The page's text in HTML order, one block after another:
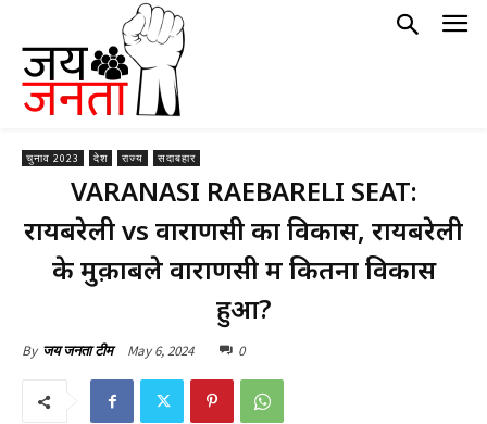
चुनाव 2023 देश राज्य सदाबहार
VARANASI RAEBARELI SEAT:
रायबरेली vs वाराणसी का विकास, रायबरेली
के मुक़ाबले वाराणसी में कितना विकास
हुआ?
By जय जनता टीम May 6, 2024 0